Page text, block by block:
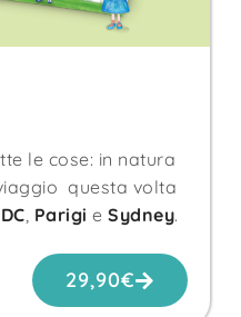
le cose: in natura
questa volta
, Parigi e Sydney.
29,90€